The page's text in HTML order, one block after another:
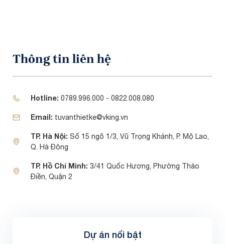
Thông tin liên hệ
Hotline: 0789.996.000 - 0822.008.080
Email: tuvanthietke@vking.vn
TP. Hà Nội: Số 15 ngõ 1/3, Vũ Trọng Khánh, P. Mộ Lao,
Q. Hà Đông
TP. Hồ Chí Minh: 3/41 Quốc Hương, Phường Thảo
Điền, Quận 2
Dự án nổi bật